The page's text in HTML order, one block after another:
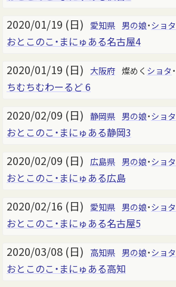
2020/01/19 (日) 愛知県 男の娘・ショタ
おとこのこ・まにゅある名古屋4
2020/01/19 (日) 大阪府 燦めく ショタ ・
ちむちむわーるど 6
2020/02/09 (日) 静岡県 男の娘・ショタ
おとこのこ・まにゅある静岡3
2020/02/09 (日) 広島県 男の娘・ショタ
おとこのこ・まにゅある広島
2020/02/16 (日) 愛知県 男の娘・ショタ
おとこのこ・まにゅある名古屋5
2020/03/08 (日) 高知県 男の娘・ショタ
おとこのこ・まにゅある高知